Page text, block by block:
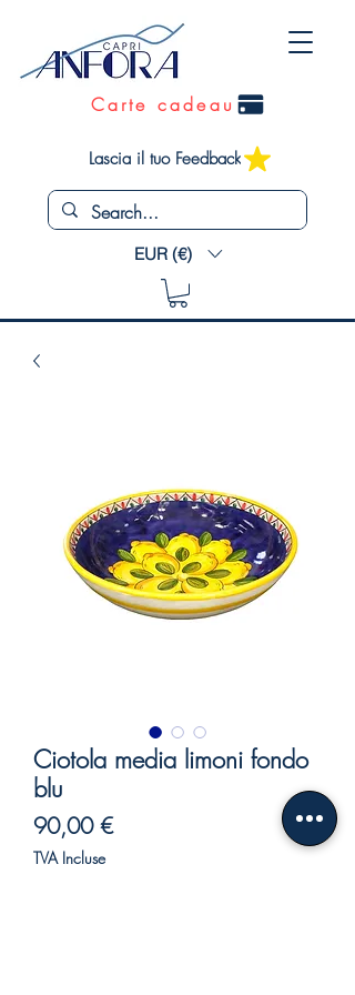
Carte cadeau
Lascia il tuo Feedback
EUR (€)
Ciotola media limoni fondo
blu
90,00 €Prix
TVA Incluse